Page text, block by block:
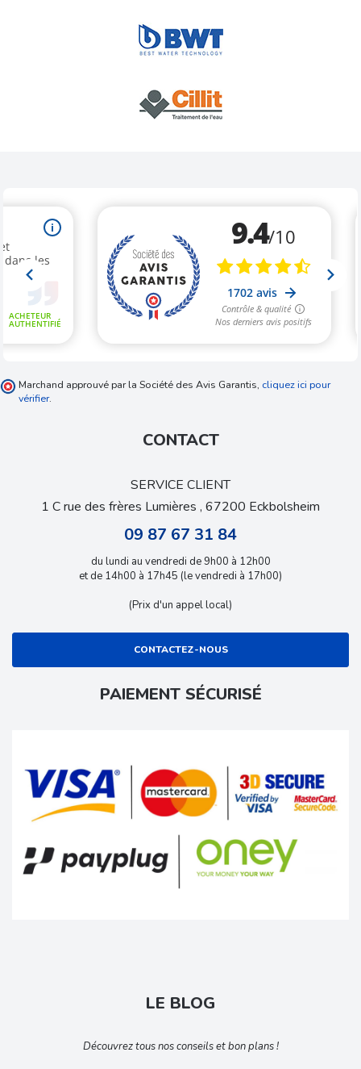
Marchand approuvé par la Société des Avis Garantis, cliquez ici pour
vérifier.
CONTACT
SERVICE CLIENT
1 C rue des frères Lumières , 67200 Eckbolsheim
09 87 67 31 84
du lundi au vendredi de 9h00 à 12h00
et de 14h00 à 17h45 (le vendredi à 17h00)
(Prix d'un appel local)
CONTACTEZ-NOUS
PAIEMENT SÉCURISÉ
LE BLOG
Découvrez tous nos conseils et bon plans !